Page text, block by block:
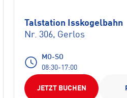
Talstation Isskogelbahn
Nr. 306, Gerlos
MO-SO
08:30-17:00
JETZT BUCHEN